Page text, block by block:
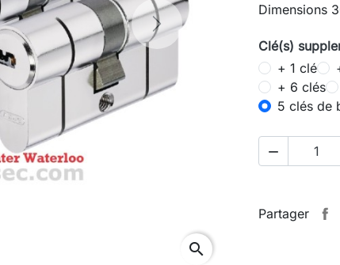
Next
search
Dimensions
Clé(s)
+ 1 clé
+ 6 clés
5 clés de

Partager